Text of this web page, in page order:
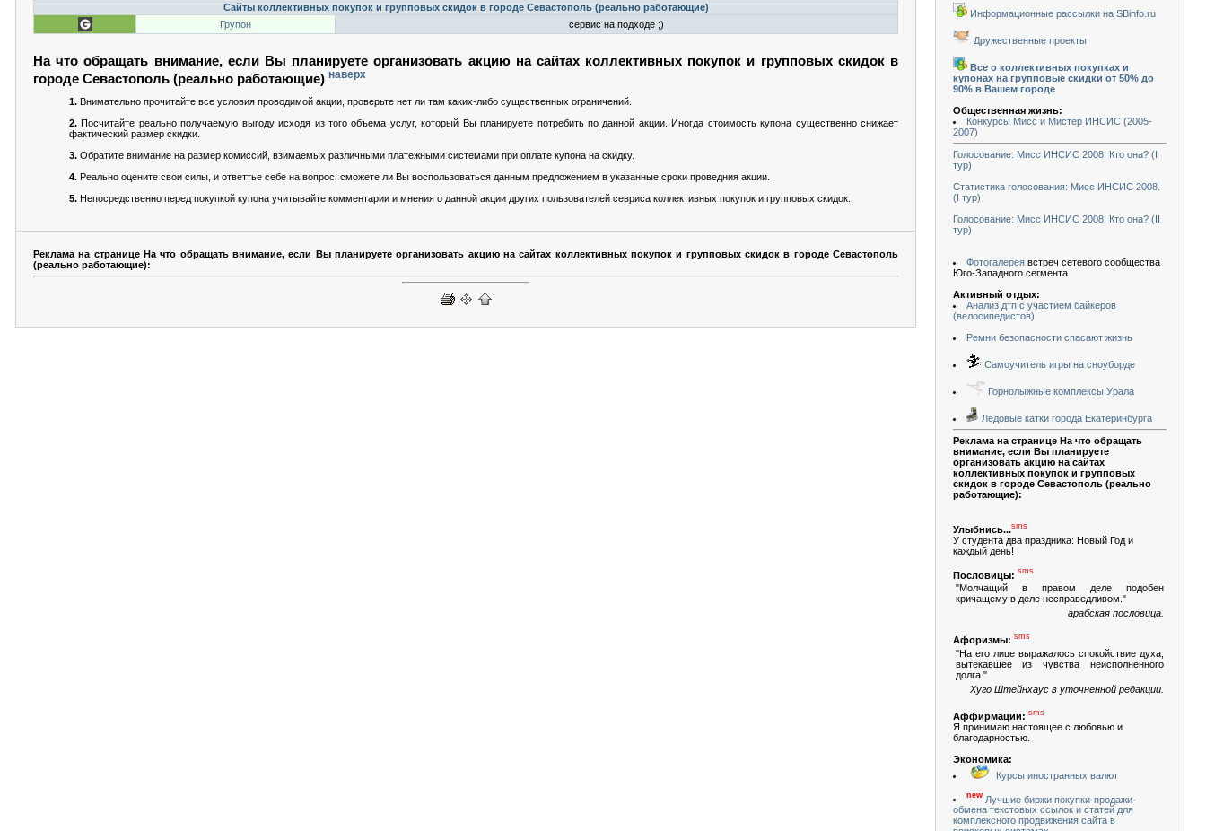
Сайты коллективных покупок и групповых скидок в городе Севастополь (реально работающие)
Групон
сервис на подходе ;)
На что обращать внимание, если Вы планируете организовать акцию на сайтах коллективных покупок и групповых скидок в
городе Севастополь (реально работающие) наверх
1. Внимательно прочитайте все условия проводимой акции, проверьте нет ли там каких-либо существенных ограничений.
2. Посчитайте реально получаемую выгоду исходя из того объема услуг, который Вы планируете потребить по данной акции. Иногда стоимость купона существенно снижает
фактический размер скидки.
3. Обратите внимание на размер комиссий, взимаемых различными платежными системами при оплате купона на скидку.
4. Реально оцените свои силы, и ответтье себе на вопрос, сможете ли Вы воспользоваться данным предложением в указанные сроки проведния акции.
5. Непосредственно перед покупкой купона учитывайте комментарии и мнения о данной акции других пользователей севриса коллективных покупок и групповых скидок.
Реклама на странице На что обращать внимание, если Вы планируете организовать акцию на сайтах коллективных покупок и групповых скидок в городе Севастополь
(реально работающие):
Информационные рассылки на SBinfo.ru
Дружественные проекты
Все о коллективных покупках и
купонах на групповые скидки от 50% до
90% в Вашем городе
Общественная жизнь:
Конкурсы Мисс и Мистер ИНСИС (2005-
2007)
Голосование: Мисс ИНСИС 2008. Кто она? (I
тур)
Статистика голосования: Мисс ИНСИС 2008.
(I тур)
Голосование: Мисс ИНСИС 2008. Кто она? (II
тур)
Фотогалереявстреч сетевого сообщества
Юго-Западного сегмента
Активный отдых:
Анализ дтп с участием байкеров
(велосипедистов)
Ремни безопасности спасают жизнь
Самоучитель игры на сноуборде
Горнолыжные комплексы Урала
Ледовые катки города Екатеринбурга
Реклама на странице На что обращать
внимание, если Вы планируете
организовать акцию на сайтах
коллективных покупок и групповых
скидок в городе Севастополь (реально
работающие):
Улыбнись...sms
У студента два праздника: Новый Год и
каждый день!
Пословицы: sms
"Молчащий в правом деле подобен
кричащему в деле несправедливом."
арабская пословица.
Афоризмы: sms
"На его лице выражалось спокойствие духа,
вытекавшее из чувства неисполненного
долга."
Хуго Штейнхаус в уточненной редакции.
Аффирмации: sms
Я принимаю настоящее с любовью и
благодарностью.
Экономика:
Курсы иностранных валют
new Лучшие биржи покупки-продажи-
обмена текстовых ссылок и статей для
комплексного продвижения сайта в